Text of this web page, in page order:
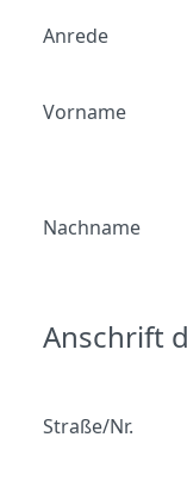
Anrede
Vorname
Nachname
Anschrift
Straße/Nr.